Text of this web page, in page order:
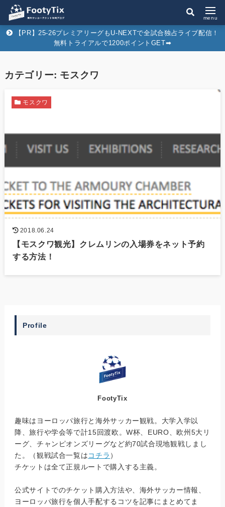
menu
【PR】25-26プレミアリーグもU-NEXTで全試合独占ライブ配信！
無料トライアルで1200ポイントGET➡︎
カテゴリー: モスクワ
2018.06.24
【モスクワ観光】クレムリンの入場券をネット予約
する方法！
モスクワ
Profile
FootyTix
趣味はヨーロッパ旅行と海外サッカー観戦。大学入学以
降、旅行や学会等で計15回渡欧。W杯、EURO、欧州5大リ
ーグ、チャンピオンズリーグなど約70試合現地観戦しまし
た。（観戦試合一覧はコチラ ）
チケットは全て正規ルートで購入する主義。
公式サイトでのチケット購入方法や、海外サッカー情報、
ヨーロッパ旅行を個人手配するコツを記事にまとめてま